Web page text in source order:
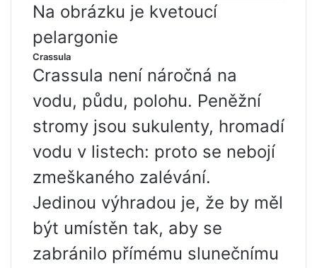
Na obrázku je kvetoucí
pelargonie
Crassula
Crassula není náročná na
vodu, půdu, polohu. Peněžní
stromy jsou sukulenty, hromadí
vodu v listech: proto se nebojí
zmeškaného zalévání.
Jedinou výhradou je, že by měl
být umístěn tak, aby se
zabránilo přímému slunečnímu